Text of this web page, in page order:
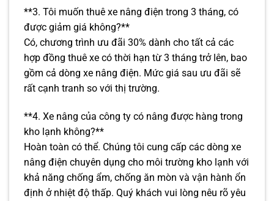
**3. Tôi muốn thuê xe nâng điện trong 3 tháng, có
được giảm giá không?**
Có, chương trình ưu đãi 30% dành cho tất cả các
hợp đồng thuê xe có thời hạn từ 3 tháng trở lên, bao
gồm cả dòng xe nâng điện. Mức giá sau ưu đãi sẽ
rất cạnh tranh so với thị trường.
**4. Xe nâng của công ty có nâng được hàng trong
kho lạnh không?**
Hoàn toàn có thể. Chúng tôi cung cấp các dòng xe
nâng điện chuyên dụng cho môi trường kho lạnh với
khả năng chống ẩm, chống ăn mòn và vận hành ổn
định ở nhiệt độ thấp. Quý khách vui lòng nêu rõ yêu